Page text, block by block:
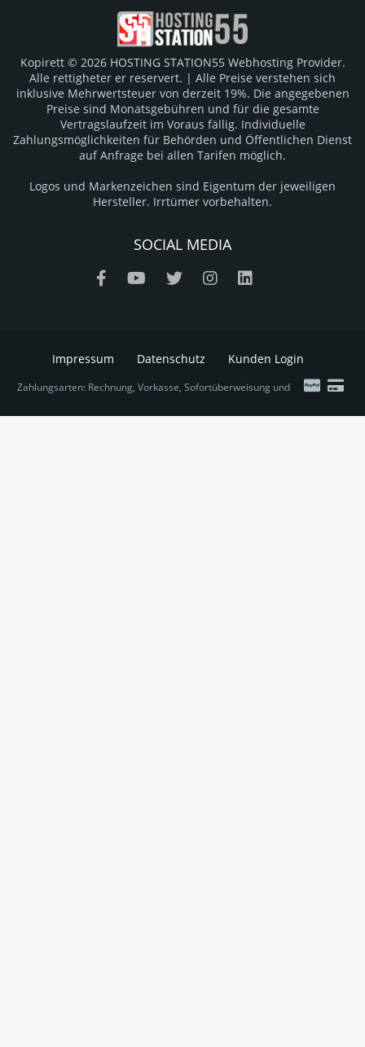
Kopirett © 2026 HOSTING STATION55 Webhosting Provider.
Alle rettigheter er reservert. | Alle Preise verstehen sich
inklusive Mehrwertsteuer von derzeit 19%. Die angegebenen
Preise sind Monatsgebühren und für die gesamte
Vertragslaufzeit im Voraus fällig. Individuelle
Zahlungsmöglichkeiten für Behörden und Öffentlichen Dienst
auf Anfrage bei allen Tarifen möglich.
Logos und Markenzeichen sind Eigentum der jeweiligen
Hersteller. Irrtümer vorbehalten.
SOCIAL MEDIA
Impressum Datenschutz Kunden Login
Zahlungsarten: Rechnung, Vorkasse, Sofortüberweisung und